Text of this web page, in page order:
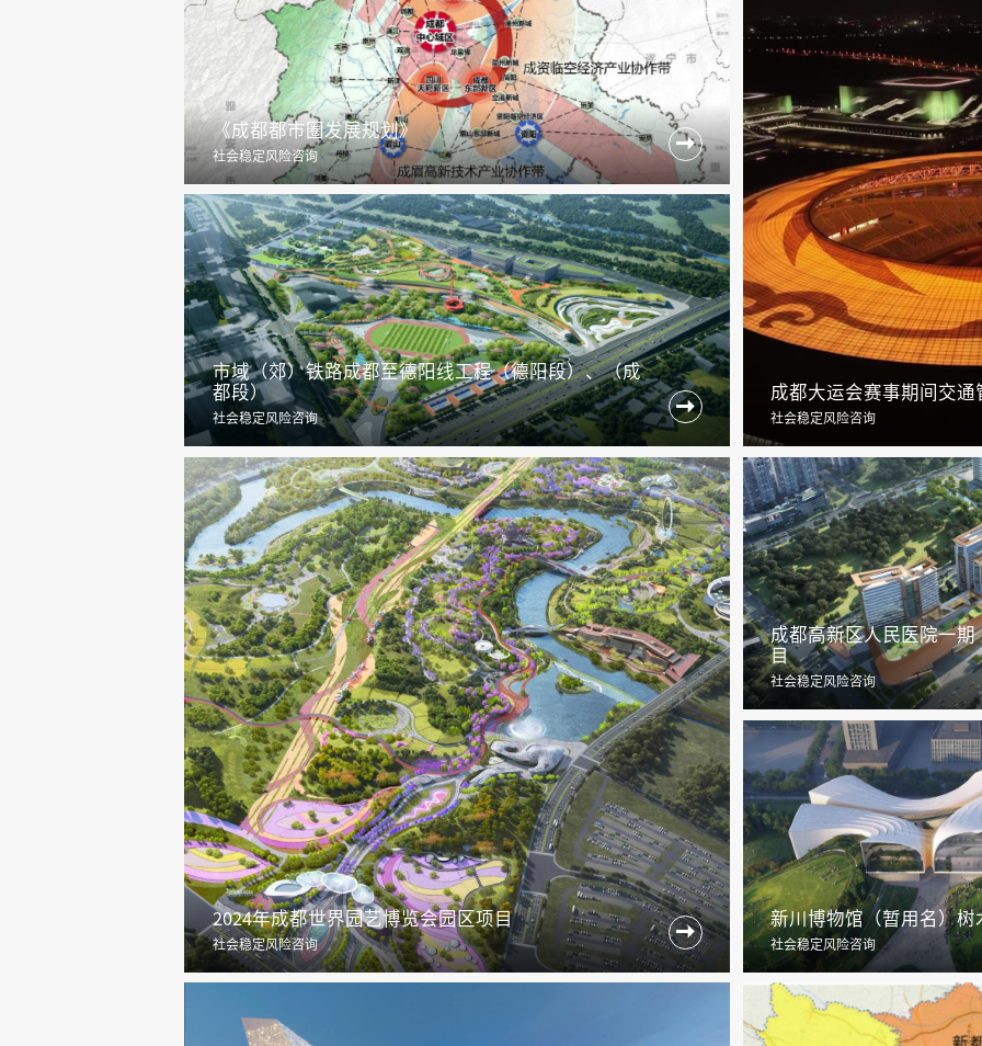
成都大运会赛事期间交通
社会稳定风险咨询
《成都都市圈发展规划》
社会稳定风险咨询

市域（郊）铁路成都至德阳线工程（德阳段）、（成
都段）
社会稳定风险咨询

2024年成都世界园艺博览会园区项目
社会稳定风险咨询

成都高新区人民医院一
目
社会稳定风险咨询
新川博物馆（暂用名）树
社会稳定风险咨询